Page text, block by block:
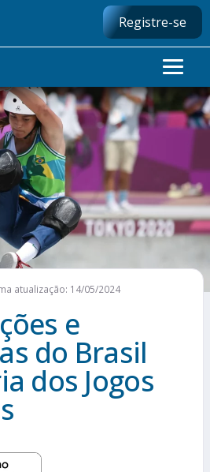
Registre-se
atualização: 14/05/2024
e
do Brasil
dos Jogos